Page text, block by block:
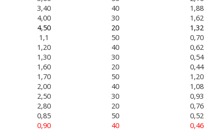
3,40 40 1,88
4,00 30 1,62
4,50 20 1,32
1,1 50 0,70
1,20 40 0,62
1,30 30 0,54
1,60 20 0,44
1,70 50 1,20
2,00 40 1,08
2,50 30 0,93
2,80 20 0,76
0,85 50 0,52
0,90 40 0,46